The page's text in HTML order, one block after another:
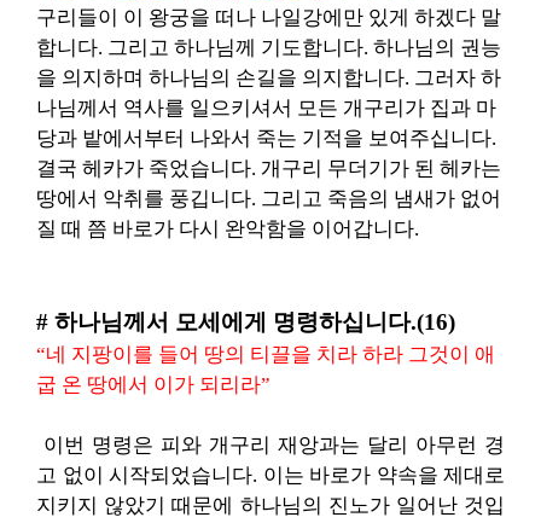
구리들이 이 왕궁을 떠나 나일강에만 있게 하겠다 말
합니다. 그리고 하나님께 기도합니다. 하나님의 권능
을 의지하며 하나님의 손길을 의지합니다. 그러자 하
나님께서 역사를 일으키셔서 모든 개구리가 집과 마
당과 밭에서부터 나와서 죽는 기적을 보여주십니다.
결국 헤카가 죽었습니다. 개구리 무더기가 된 헤카는
땅에서 악취를 풍깁니다. 그리고 죽음의 냄새가 없어
질 때 쯤 바로가 다시 완악함을 이어갑니다.
# 하나님께서 모세에게 명령하십니다.(16)
“네 지팡이를 들어 땅의 티끌을 치라 하라 그것이 애
굽 온 땅에서 이가 되리라”
이번 명령은 피와 개구리 재앙과는 달리 아무런 경
고 없이 시작되었습니다. 이는 바로가 약속을 제대로
지키지 않았기 때문에 하나님의 진노가 일어난 것입